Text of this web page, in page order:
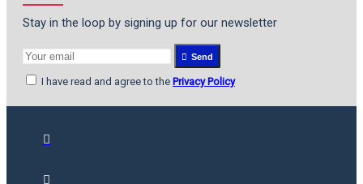
Stay in the loop by signing up for our newsletter
Send
I have read and agree to the Privacy Policy